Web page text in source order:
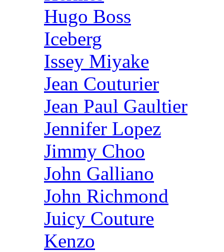
Hugo Boss
Iceberg
Issey Miyake
Jean Couturier
Jean Paul Gaultier
Jennifer Lopez
Jimmy Choo
John Galliano
John Richmond
Juicy Couture
Kenzo